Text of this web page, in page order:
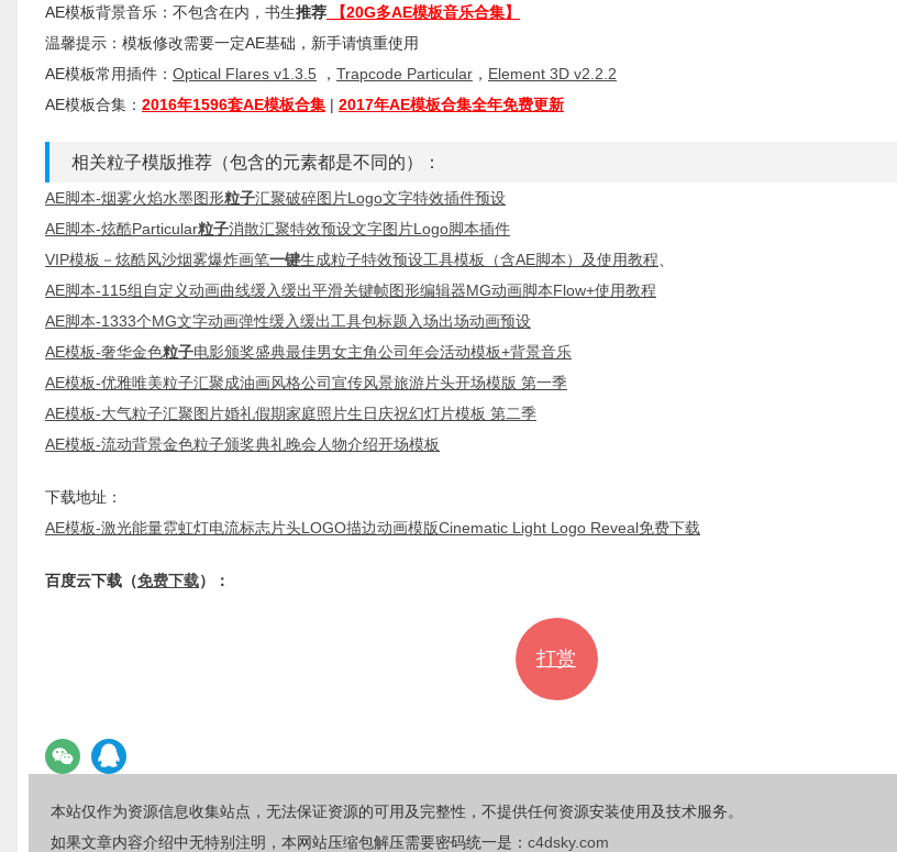
AE模板背景音乐：不包含在内，书生推荐 【20G多AE模板音乐合集】
温馨提示：模板修改需要一定AE基础，新手请慎重使用
AE模板常用插件： Optical Flares v1.3.5 ， Trapcode Particular ， Element 3D v2.2.2
AE模板合集： 2016年1596套AE模板合集 | 2017年AE模板合集全年免费更新
相关粒子模版推荐（包含的元素都是不同的）：
AE脚本-烟雾火焰水墨图形粒子汇聚破碎图片Logo文字特效插件预设
AE脚本-炫酷Particular粒子消散汇聚特效预设文字图片Logo脚本插件
VIP模板－炫酷风沙烟雾爆炸画笔一键生成粒子特效预设工具模板（含AE脚本）及使用教程
AE脚本-115组自定义动画曲线缓入缓出平滑关键帧图形编辑器MG动画脚本Flow+使用教程
AE脚本-1333个MG文字动画弹性缓入缓出工具包标题入场出场动画预设
AE模板-奢华金色粒子电影颁奖盛典最佳男女主角公司年会活动模板+背景音乐
AE模板-优雅唯美粒子汇聚成油画风格公司宣传风景旅游片头开场模版 第一季
AE模板-大气粒子汇聚图片婚礼假期家庭照片生日庆祝幻灯片模板 第二季
AE模板-流动背景金色粒子颁奖典礼晚会人物介绍开场模板
下载地址：
AE模板-激光能量霓虹灯电流标志片头LOGO描边动画模版Cinematic Light Logo Reveal免费下载
百度云下载（免费下载）：
打赏
本站仅作为资源信息收集站点，无法保证资源的可用及完整性，不提供任何资源安装使用及技术服务。
如果文章内容介绍中无特别注明，本网站压缩包解压需要密码统一是： c4dsky.com